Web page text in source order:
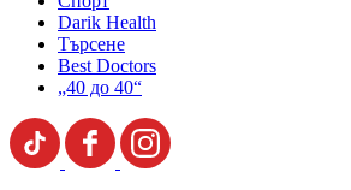
Darik Health
Търсене
Best Doctors
„40 до 40“